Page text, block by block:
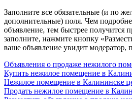
Заполните все обязательные (и по
дополнительные) поля. Чем
объявление, тем быстрее получится
заполните, нажмите кнопку
ваше объявление увидит модератор,
Объявления о продаже нежилого
Купить нежилое помещение в
Нежилое помещение в Калининске
Продать нежилое помещение в